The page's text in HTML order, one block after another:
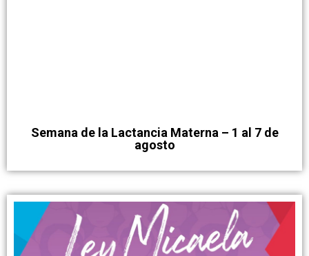
Semana de la Lactancia Materna – 1 al 7 de
agosto